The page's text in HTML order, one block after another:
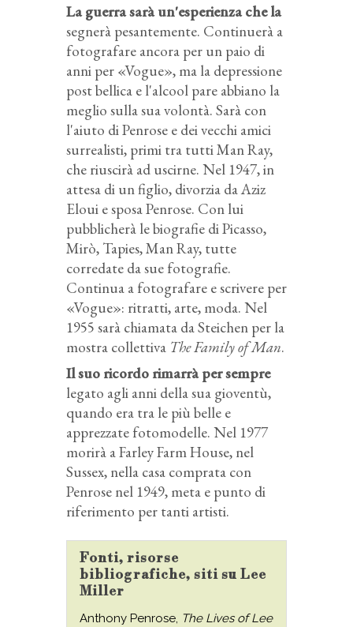
La guerra sarà un'esperienza che la
segnerà pesantemente. Continuerà a
fotografare ancora per un paio di
anni per «Vogue», ma la depressione
post bellica e l'alcool pare abbiano la
meglio sulla sua volontà. Sarà con
l'aiuto di Penrose e dei vecchi amici
surrealisti, primi tra tutti Man Ray,
che riuscirà ad uscirne. Nel 1947, in
attesa di un figlio, divorzia da Aziz
Eloui e sposa Penrose. Con lui
pubblicherà le biografie di Picasso,
Mirò, Tapies, Man Ray, tutte
corredate da sue fotografie.
Continua a fotografare e scrivere per
«Vogue»: ritratti, arte, moda. Nel
1955 sarà chiamata da Steichen per la
mostra collettiva The Family of Man.
Il suo ricordo rimarrà per sempre
legato agli anni della sua gioventù,
quando era tra le più belle e
apprezzate fotomodelle. Nel 1977
morirà a Farley Farm House, nel
Sussex, nella casa comprata con
Penrose nel 1949, meta e punto di
riferimento per tanti artisti.
Fonti, risorse
bibliografiche, siti su Lee
Miller
Anthony Penrose, The Lives of Lee